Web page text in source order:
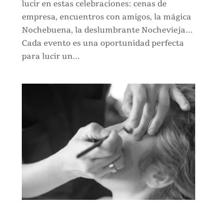
lucir en estas celebraciones: cenas de
empresa, encuentros con amigos, la mágica
Nochebuena, la deslumbrante Nochevieja...
Cada evento es una oportunidad perfecta
para lucir un...